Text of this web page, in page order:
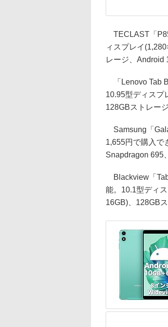
TECLAST「
ィスプレイ
レージ、Android
「Lenovo Tab
10.95型ディスプ
128GBストレー
Samsung「
1,655円で購入で
Snapdragon 695
Blackview「
能。10.1型ディ
16GB)、128GB